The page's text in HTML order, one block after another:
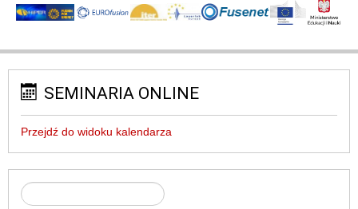
SEMINARIA ONLINE
Przejdź do widoku kalendarza